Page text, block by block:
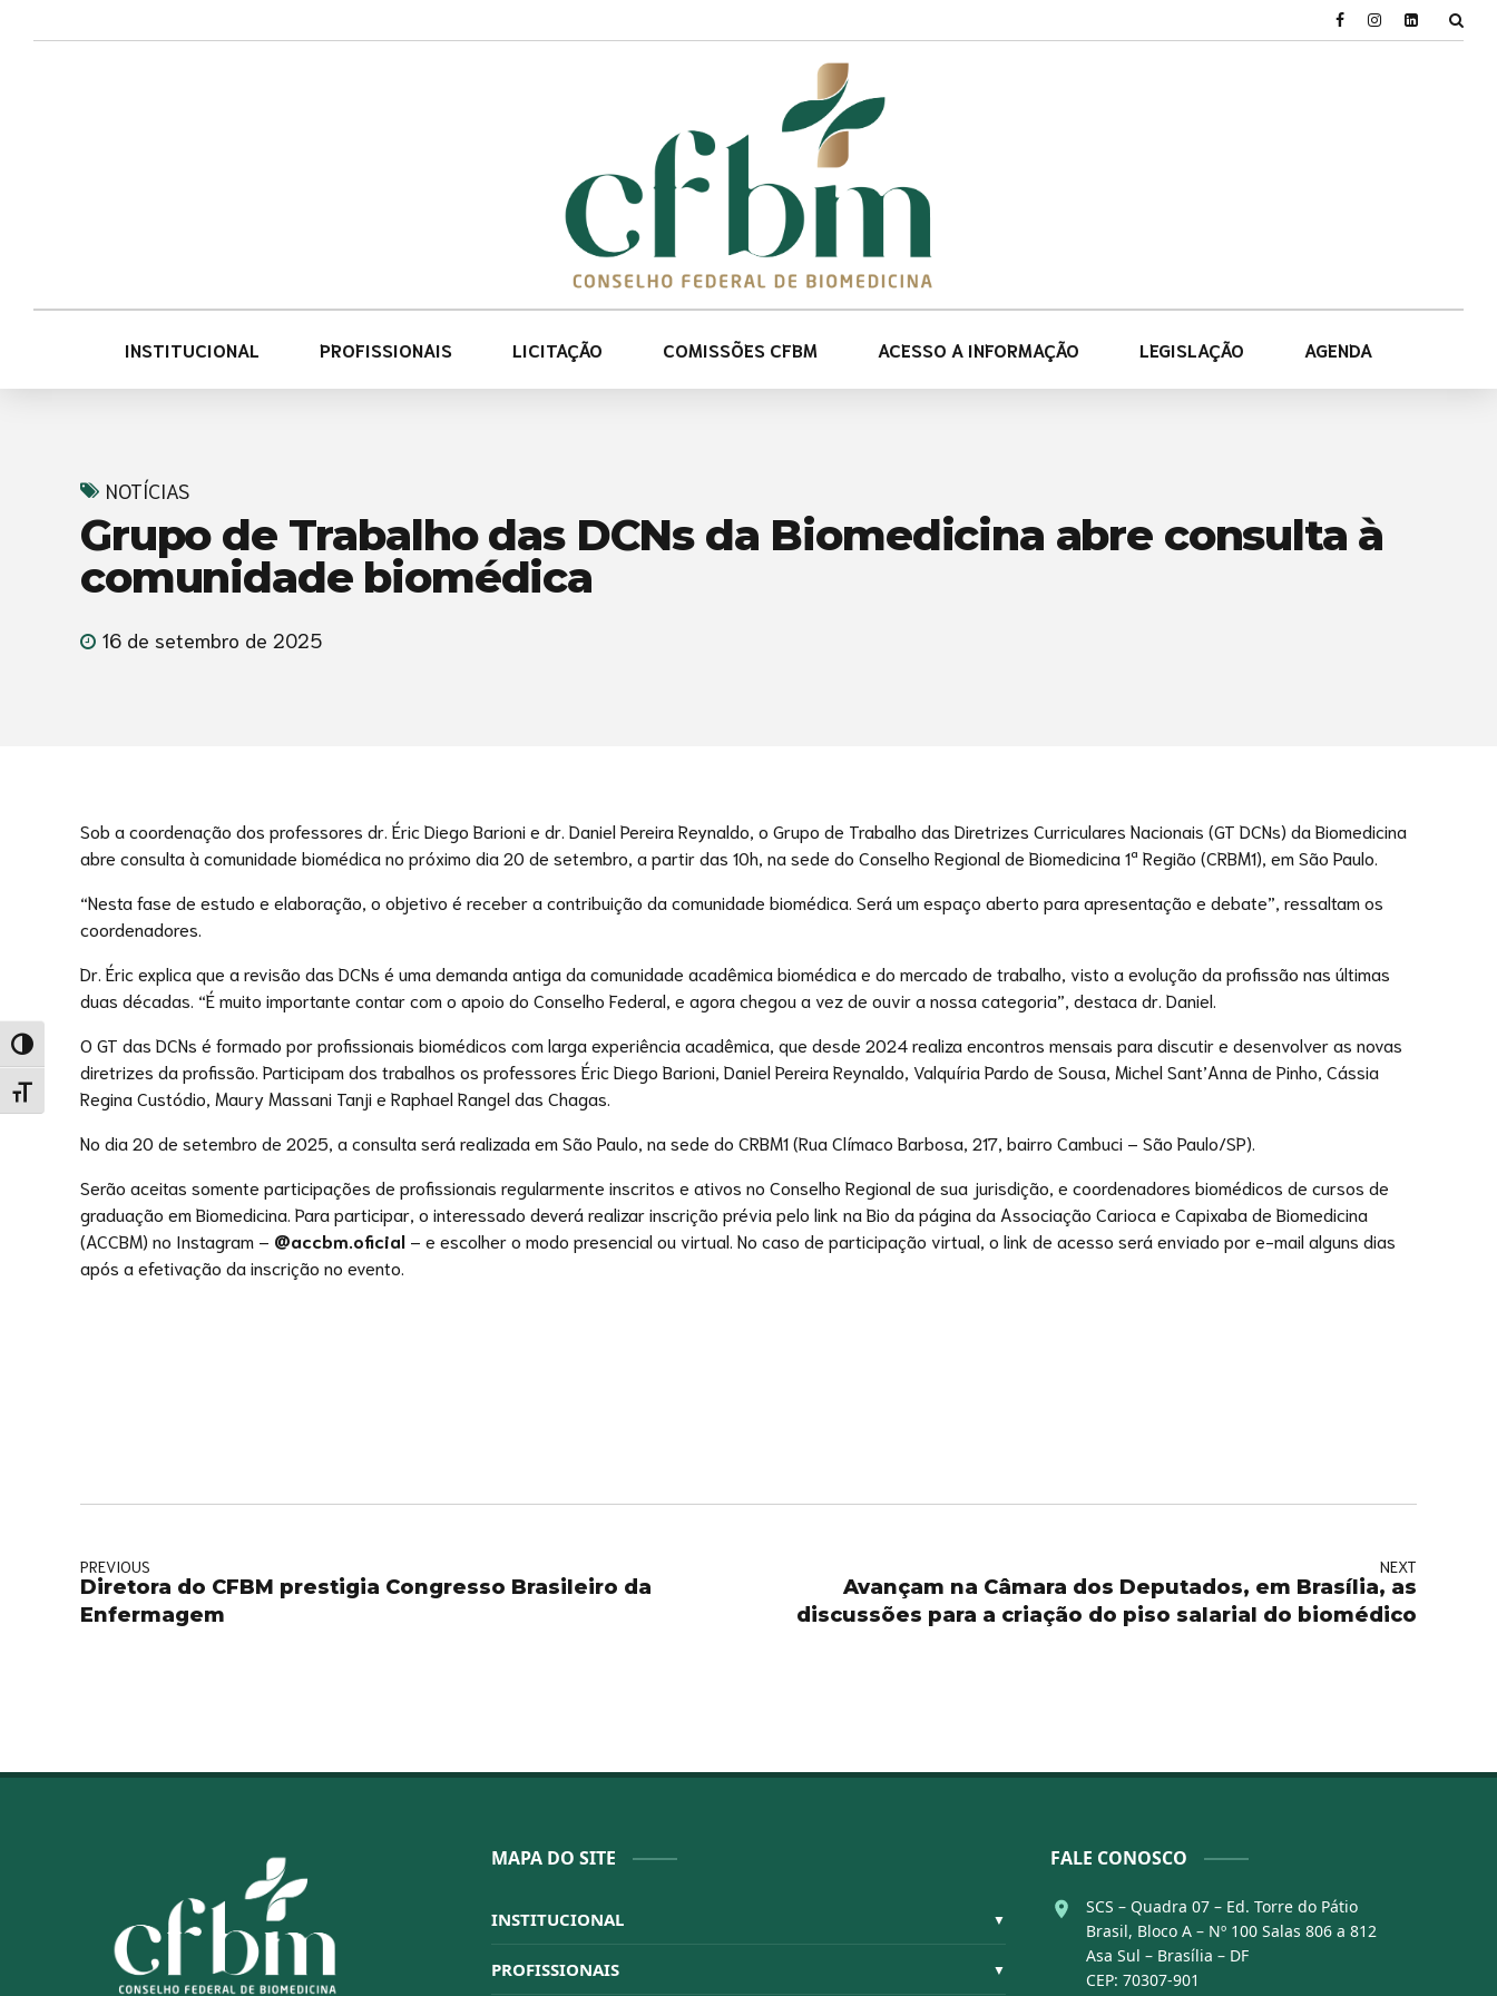
Alternar alto contraste
Alternar tamanho da fonte
INSTITUCIONAL PROFISSIONAIS LICITAÇÃO COMISSÕES CFBM ACESSO A INFORMAÇÃO LEGISLAÇÃO AGENDA
NOTÍCIAS
Grupo de Trabalho das DCNs da Biomedicina abre consulta à
comunidade biomédica
16 de setembro de 2025
Sob a coordenação dos professores dr. Éric Diego Barioni e dr. Daniel Pereira Reynaldo, o Grupo de Trabalho das Diretrizes Curriculares Nacionais (GT DCNs) da Biomedicina
abre consulta à comunidade biomédica no próximo dia 20 de setembro, a partir das 10h, na sede do Conselho Regional de Biomedicina 1ª Região (CRBM1), em São Paulo.
“Nesta fase de estudo e elaboração, o objetivo é receber a contribuição da comunidade biomédica. Será um espaço aberto para apresentação e debate”, ressaltam os
coordenadores.
Dr. Éric explica que a revisão das DCNs é uma demanda antiga da comunidade acadêmica biomédica e do mercado de trabalho, visto a evolução da profissão nas últimas
duas décadas. “É muito importante contar com o apoio do Conselho Federal, e agora chegou a vez de ouvir a nossa categoria”, destaca dr. Daniel.
O GT das DCNs é formado por profissionais biomédicos com larga experiência acadêmica, que desde 2024 realiza encontros mensais para discutir e desenvolver as novas
diretrizes da profissão. Participam dos trabalhos os professores Éric Diego Barioni, Daniel Pereira Reynaldo, Valquíria Pardo de Sousa, Michel Sant’Anna de Pinho, Cássia
Regina Custódio, Maury Massani Tanji e Raphael Rangel das Chagas.
No dia 20 de setembro de 2025, a consulta será realizada em São Paulo, na sede do CRBM1 (Rua Clímaco Barbosa, 217, bairro Cambuci – São Paulo/SP).
Serão aceitas somente participações de profissionais regularmente inscritos e ativos no Conselho Regional de sua jurisdição, e coordenadores biomédicos de cursos de
graduação em Biomedicina. Para participar, o interessado deverá realizar inscrição prévia pelo link na Bio da página da Associação Carioca e Capixaba de Biomedicina
(ACCBM) no Instagram – @accbm.oficial – e escolher o modo presencial ou virtual. No caso de participação virtual, o link de acesso será enviado por e-mail alguns dias
após a efetivação da inscrição no evento.
PREVIOUS
Diretora do CFBM prestigia Congresso Brasileiro da
Enfermagem
NEXT
Avançam na Câmara dos Deputados, em Brasília, as
discussões para a criação do piso salarial do biomédico
MAPA DO SITE
INSTITUCIONAL ▼
Sistema CFBM
PROFISSIONAIS ▼
FALE CONOSCO
SCS – Quadra 07 – Ed. Torre do Pátio
Brasil, Bloco A – Nº 100 Salas 806 a 812
Asa Sul – Brasília – DF
CEP: 70307-901